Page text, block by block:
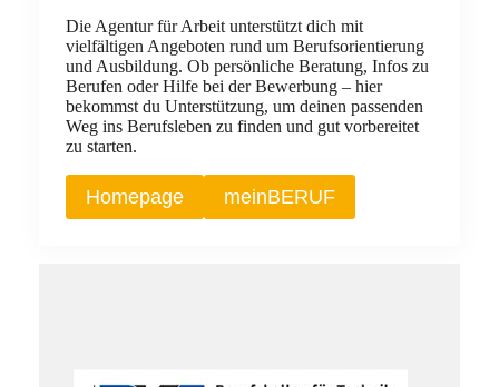
Die Agentur für Arbeit unterstützt dich mit
vielfältigen Angeboten rund um Berufsorientierung
und Ausbildung. Ob persönliche Beratung, Infos zu
Berufen oder Hilfe bei der Bewerbung – hier
bekommst du Unterstützung, um deinen passenden
Weg ins Berufsleben zu finden und gut vorbereitet
zu starten.
Homepage meinBERUF